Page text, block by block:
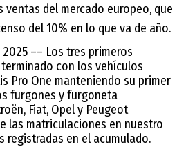
ventas del mercado europeo, que
del 10% en lo que va de año.
–– Los tres primeros
con los vehículos
Pro One manteniendo su primer
furgones y furgoneta
Fiat, Opel y Peugeot
las matriculaciones en nuestro
registradas en el acumulado.